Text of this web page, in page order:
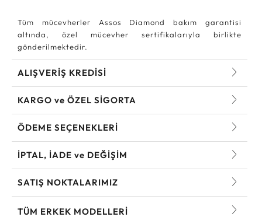
Tüm mücevherler Assos Diamond bakım garantisi
altında, özel mücevher sertifikalarıyla birlikte
gönderilmektedir.
ALIŞVERİŞ KREDİSİ
KARGO ve ÖZEL SİGORTA
ÖDEME SEÇENEKLERİ
İPTAL, İADE ve DEĞİŞİM
SATIŞ NOKTALARIMIZ
TÜM ERKEK MODELLERI